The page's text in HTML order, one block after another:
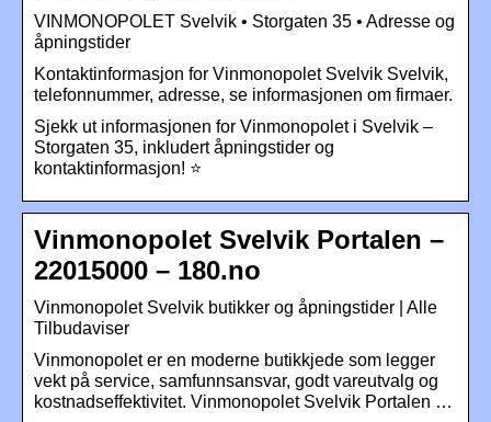
VINMONOPOLET Svelvik • Storgaten 35 • Adresse og
åpningstider
Kontaktinformasjon for Vinmonopolet Svelvik Svelvik,
telefonnummer, adresse, se informasjonen om firmaer.
Sjekk ut informasjonen for Vinmonopolet i Svelvik –
Storgaten 35, inkludert åpningstider og
kontaktinformasjon! ⭐
Vinmonopolet Svelvik Portalen –
22015000 – 180.no
Vinmonopolet Svelvik butikker og åpningstider | Alle
Tilbudaviser
Vinmonopolet er en moderne butikkjede som legger
vekt på service, samfunnsansvar, godt vareutvalg og
kostnadseffektivitet. Vinmonopolet Svelvik Portalen …